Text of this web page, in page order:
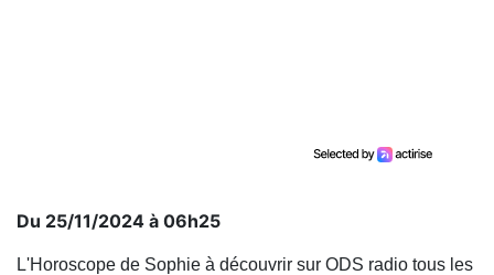
Du 25/11/2024 à 06h25
L'Horoscope de Sophie à découvrir sur ODS radio tous les